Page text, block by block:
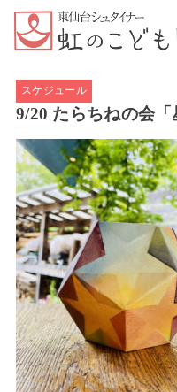
スケジュール
9/20 たらちねの会